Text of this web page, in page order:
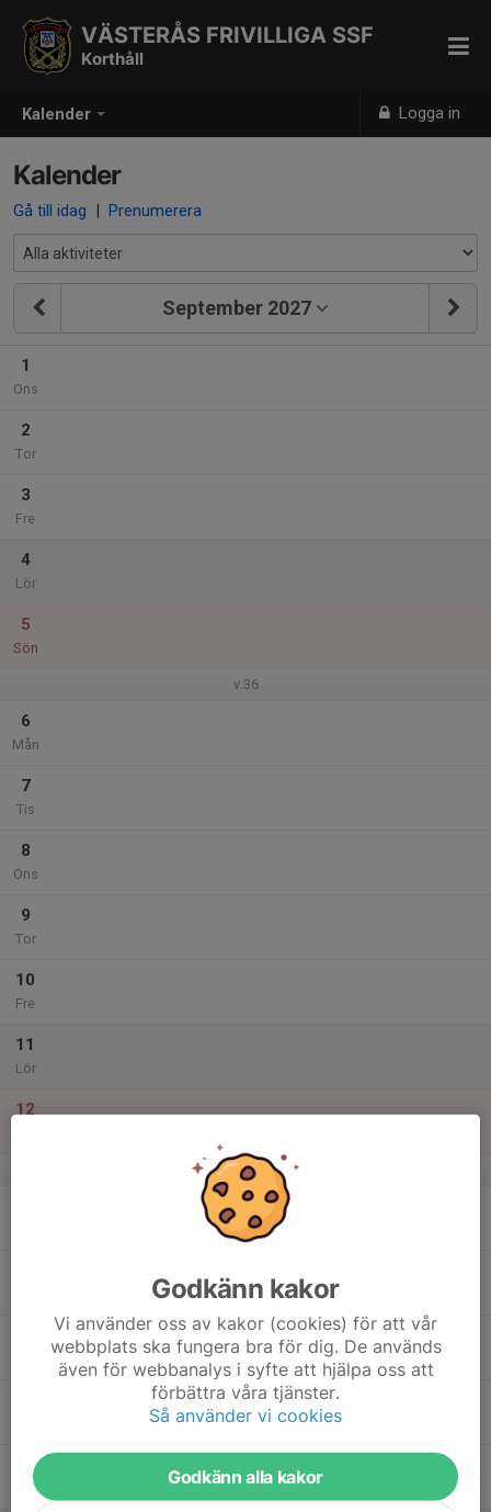
Kalender Logga in
VÄSTERÅS FRIVILLIGA SSF
Korthåll
Kalender
Gå till idag | Prenumerera
September 2027
1
Ons
2
Tor
3
Fre
4
Lör
5
Sön
v.36
6
Mån
7
Tis
8
Ons
9
Tor
10
Fre
11
Lör
12
v.37
17
Fre
Godkänn kakor
Vi använder oss av kakor (cookies) för att vår
webbplats ska fungera bra för dig. De används
även för webbanalys i syfte att hjälpa oss att
förbättra våra tjänster.
Så använder vi cookies
Godkänn alla kakor